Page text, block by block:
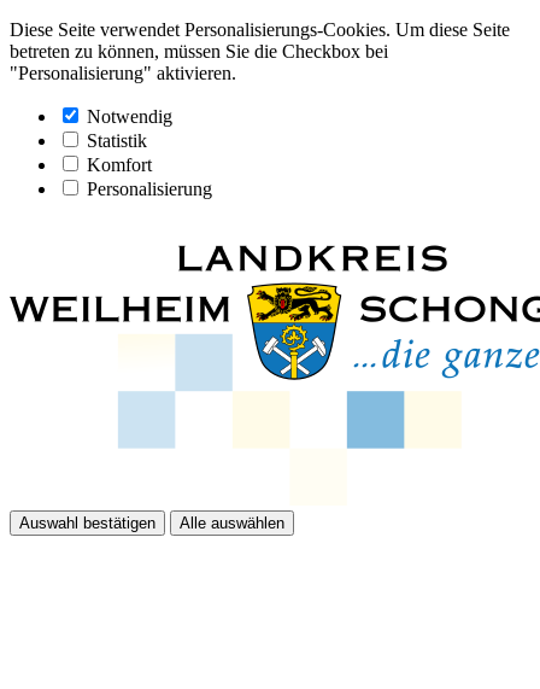
Diese Seite verwendet Personalisierungs-Cookies. Um diese Seite
betreten zu können, müssen Sie die Checkbox bei
"Personalisierung" aktivieren.
Notwendig
Statistik
Komfort
Personalisierung
Auswahl bestätigen Alle auswählen